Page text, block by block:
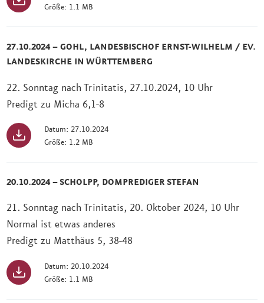
Größe: 1.1 MB
27.10.2024 – GOHL, LANDESBISCHOF ERNST-WILHELM / EV.
LANDESKIRCHE IN WÜRTTEMBERG
22. Sonntag nach Trinitatis, 27.10.2024, 10 Uhr
Predigt zu Micha 6,1-8
Datum: 27.10.2024
Größe: 1.2 MB
20.10.2024 – SCHOLPP, DOMPREDIGER STEFAN
21. Sonntag nach Trinitatis, 20. Oktober 2024, 10 Uhr
Normal ist etwas anderes
Predigt zu Matthäus 5, 38-48
Datum: 20.10.2024
Größe: 1.1 MB